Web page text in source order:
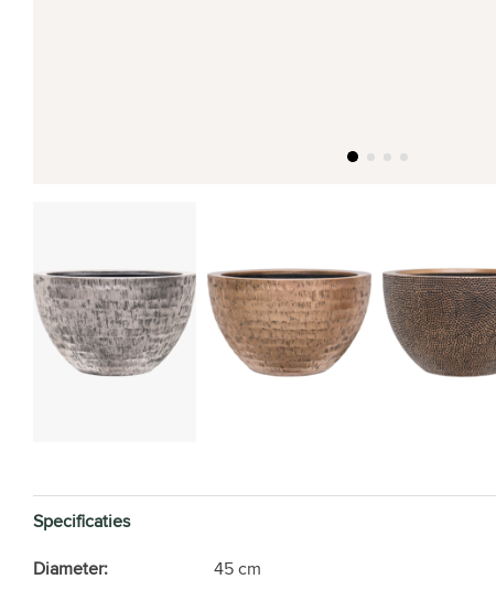
Specificaties
Diameter:
45 cm